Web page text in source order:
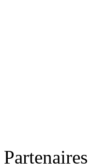
Partenaires